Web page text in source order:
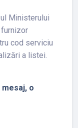
Ministerului
cod serviciu
a listei.
o